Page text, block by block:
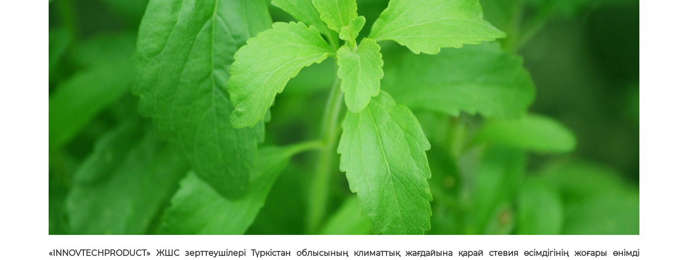
«INNOVTECHPRODUCT» ЖШС зерттеушілері Түркістан облысының климаттық жағдайына қарай стевия өсімдігінің жоғары өнімді